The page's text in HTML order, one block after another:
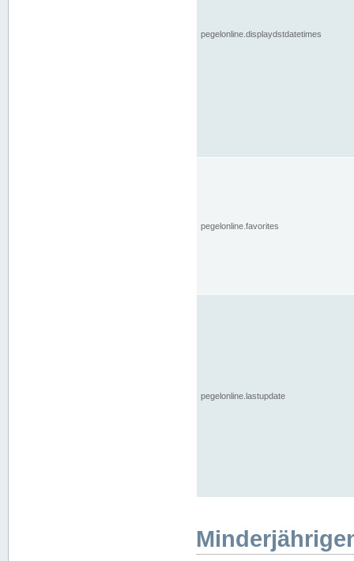
pegelonline.displaydstdatetimes
pegelonline.favorites
pegelonline.lastupdate